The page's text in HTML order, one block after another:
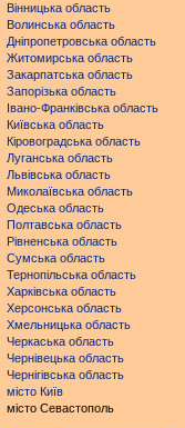
Вінницька область
Волинська область
Дніпропетровська область
Житомирська область
Закарпатська область
Запорізька область
Івано-Франківська область
Київська область
Кіровоградська область
Луганська область
Львівська область
Миколаївська область
Одеська область
Полтавська область
Рівненська область
Сумська область
Тернопільська область
Харківська область
Херсонська область
Хмельницька область
Черкаська область
Чернівецька область
Чернігівська область
місто Київ
місто Севастополь